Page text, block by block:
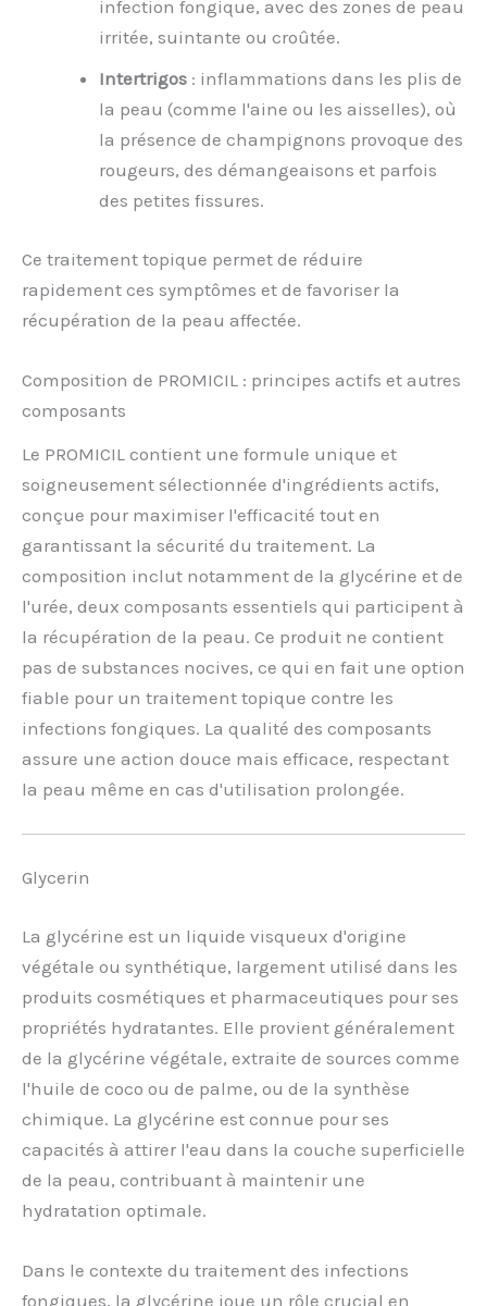
infection fongique, avec des zones de peau
irritée, suintante ou croûtée.
Intertrigos : inflammations dans les plis de
la peau (comme l'aine ou les aisselles), où
la présence de champignons provoque des
rougeurs, des démangeaisons et parfois
des petites fissures.
Ce traitement topique permet de réduire
rapidement ces symptômes et de favoriser la
récupération de la peau affectée.
Composition de PROMICIL : principes actifs et autres
composants
Le PROMICIL contient une formule unique et
soigneusement sélectionnée d'ingrédients actifs,
conçue pour maximiser l'efficacité tout en
garantissant la sécurité du traitement. La
composition inclut notamment de la glycérine et de
l'urée, deux composants essentiels qui participent à
la récupération de la peau. Ce produit ne contient
pas de substances nocives, ce qui en fait une option
fiable pour un traitement topique contre les
infections fongiques. La qualité des composants
assure une action douce mais efficace, respectant
la peau même en cas d'utilisation prolongée.
Glycerin
La glycérine est un liquide visqueux d'origine
végétale ou synthétique, largement utilisé dans les
produits cosmétiques et pharmaceutiques pour ses
propriétés hydratantes. Elle provient généralement
de la glycérine végétale, extraite de sources comme
l'huile de coco ou de palme, ou de la synthèse
chimique. La glycérine est connue pour ses
capacités à attirer l'eau dans la couche superficielle
de la peau, contribuant à maintenir une
hydratation optimale.
Dans le contexte du traitement des infections
fongiques, la glycérine joue un rôle crucial en